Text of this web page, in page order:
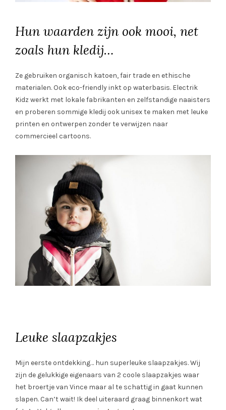
Hun waarden zijn ook mooi, net
zoals hun kledij…
Ze gebruiken organisch katoen, fair trade en ethische
materialen. Ook eco-friendly inkt op waterbasis. Electrik
Kidz werkt met lokale fabrikanten en zelfstandige naaisters
en proberen sommige kledij ook unisex te maken met leuke
printen en ontwerpen zonder te verwijzen naar
commercieel cartoons.
Leuke slaapzakjes
Mijn eerste ontdekking… hun superleuke slaapzakjes. Wij
zijn de gelukkige eigenaars van 2 coole slaapzakjes waar
het broertje van Vince maar al te schattig in gaat kunnen
slapen. Can’t wait! Ik deel uiteraard graag binnenkort wat